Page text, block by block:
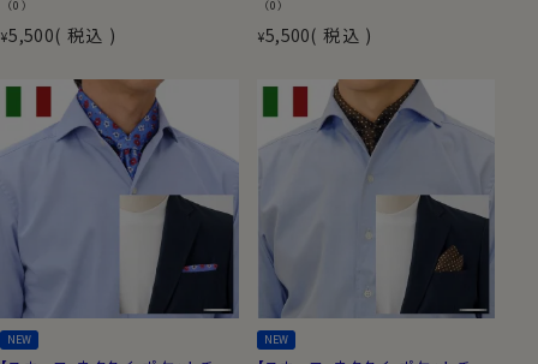
（0）
¥5,500 税込
（0）
¥5,500 税込
NEW NEW